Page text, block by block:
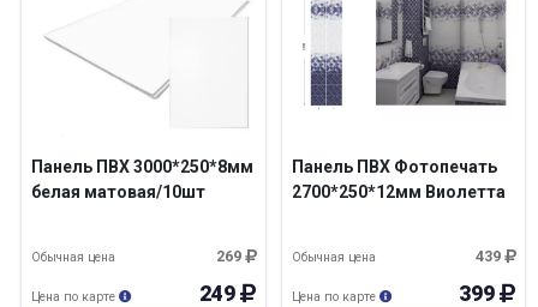
Панель ПВХ 3000*250*8мм
белая матовая/10шт
269
Обычная цена
249
Цена по карте
Панель ПВХ Фотопечать
2700*250*12мм Виолетта
439
Обычная цена
399
Цена по карте